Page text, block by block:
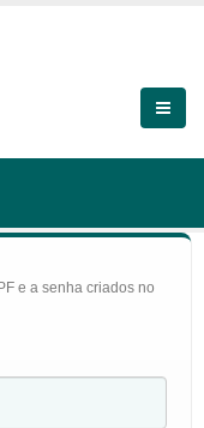
e a senha criados no